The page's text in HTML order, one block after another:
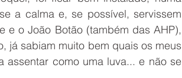
a calma e, se possível, servissem
e o João Botão (também das AHP),
já sabiam muito bem quais os meus
assentar como uma luva... e não se